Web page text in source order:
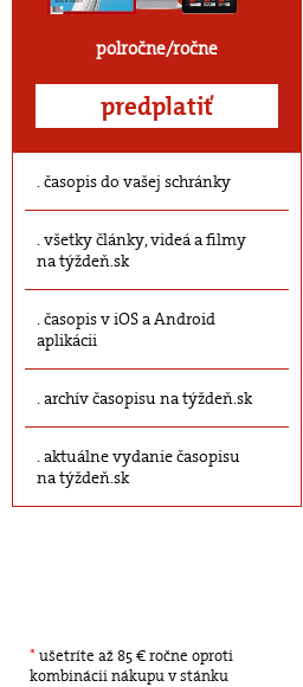
polročne/ročne
predplatiť
časopis do vašej schránky
všetky články, videá a filmy
na týždeň.sk
časopis v iOS a Android
aplikácii
archív časopisu na týždeň.sk
aktuálne vydanie časopisu
na týždeň.sk
* ušetríte až 85 € ročne oproti
kombinácii nákupu v stánku